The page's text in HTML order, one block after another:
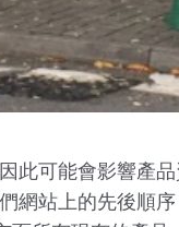
此可能會影響產
站上的先後順序